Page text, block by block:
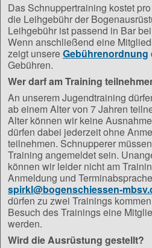
Das Schnuppertraining kostet
die Leihgebühr der
Leihgebühr ist passend in Bar
Wenn anschließend eine
zeigt unsereGebührenordnung
Gebühren.
Wer darf am Training
An unserem Jugendtraining
ab einem Alter von 7 Jahren
Alter können wir keine
dürfen dabei jederzeit ohne
teilnehmen. Schnupperer
Training angemeldet sein.
können wir leider nicht am
Anmeldung und
spirkl@bogenschiessen-
dürfen zu zwei Trainings
Besuch des Trainings eine
werden.
Wird die Ausrüstung gestellt?